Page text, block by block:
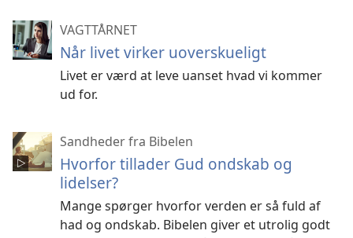
VAGTTÅRNET
Når livet virker uoverskueligt
Livet er værd at leve uanset hvad vi kommer
ud for.
Sandheder fra Bibelen
Hvorfor tillader Gud ondskab og
lidelser?
Mange spørger hvorfor verden er så fuld af
had og ondskab. Bibelen giver et utrolig godt